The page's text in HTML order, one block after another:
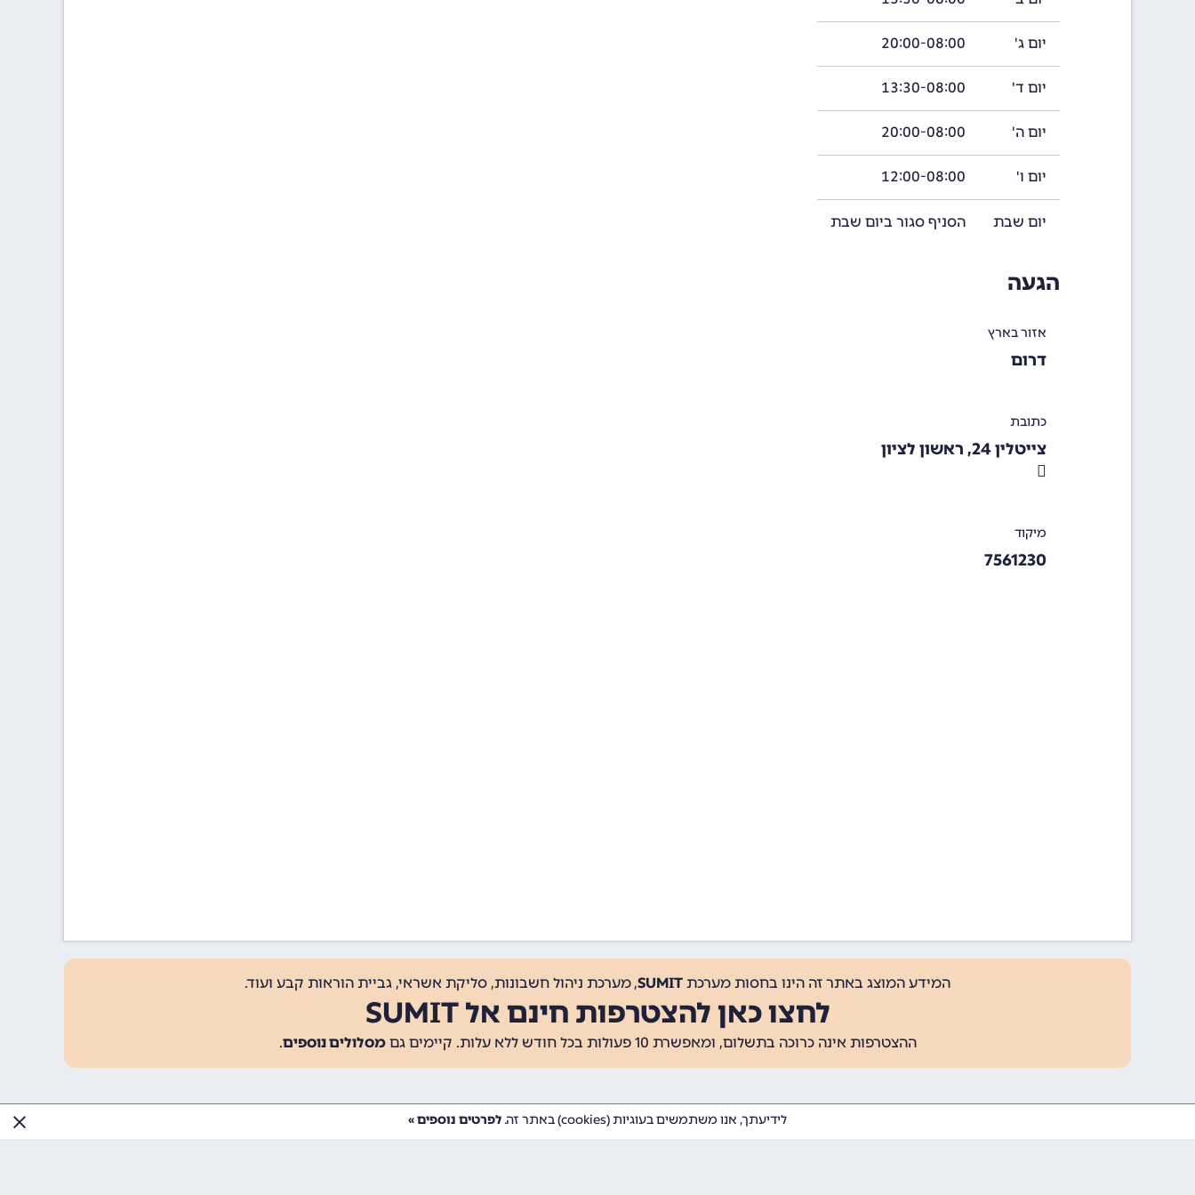
יום ג' 20:00-08:00
יום ד' 13:30-08:00
יום ה' 20:00-08:00
יום ו' 12:00-08:00
יום שבת הסניף סגור ביום שבת
הגעה
אזור בארץ
דרום
כתובת
צייטלין 24, ראשון לציון
מיקוד
7561230
המידע המוצג באתר זה הינו בחסות מערכת SUMIT, מערכת ניהול חשבונות, סליקת אשראי, גביית הוראות קבע ועוד.
לחצו כאן להצטרפות חינם אל SUMIT
ההצטרפות אינה כרוכה בתשלום, ומאפשרת 10 פעולות בכל חודש ללא עלות. קיימים גם מסלולים נוספים.
לידיעתך, אנו משתמשים בעוגיות (cookies) באתר זה. לפרטים נוספים »